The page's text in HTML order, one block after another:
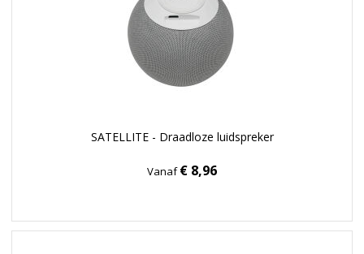
SATELLITE - Draadloze luidspreker
Vanaf€ 8,96